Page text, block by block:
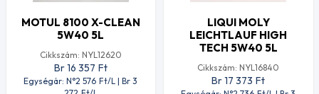
MOTUL 8100 X-CLEAN
5W40 5L
Cikkszám: NYL12620
Br 16 357 Ft
Egységár: N°2 576 Ft/L | Br 3
LIQUI MOLY
LEICHTLAUF HIGH
TECH 5W40 5L
Cikkszám: NYL16840
Br 17 373 Ft